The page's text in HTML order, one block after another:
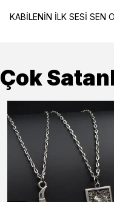
KABİLENİN İLK SESİ SEN
Çok